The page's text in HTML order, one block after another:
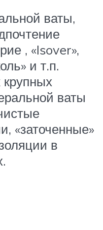
ваты,
, «Isover»,
и т.п.
крупных
ваты
«заточенные»
в